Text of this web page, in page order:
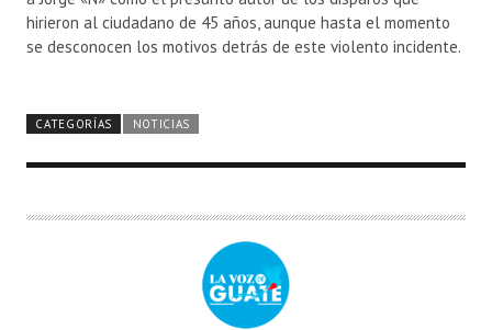
hirieron al ciudadano de 45 años, aunque hasta el momento
se desconocen los motivos detrás de este violento incidente.
CATEGORÍAS NOTICIAS